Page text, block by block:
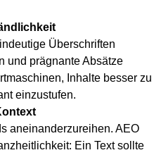
Überschriften
und prägnante Absätze
Inhalte besser zu
einzustufen.
aneinanderzureihen. AEO
Ein Text sollte